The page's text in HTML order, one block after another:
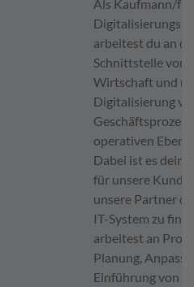
Als Kaufmann/
arbeitest du an
Schnittstelle von
Wirtschaft und
Digitalisierung
operativen Ebene.
Dabei ist es
für unsere
unsere Partner
IT-System zu
arbeitest an
Planung,
Einführung von